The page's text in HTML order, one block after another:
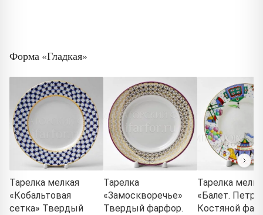
Форма «Гладкая»
Тарелка мелкая
«Кобальтовая
сетка» Твердый
Тарелка
«Замоскворечье»
Твердый фарфор.
Тарелка
«Балет.
Костяной